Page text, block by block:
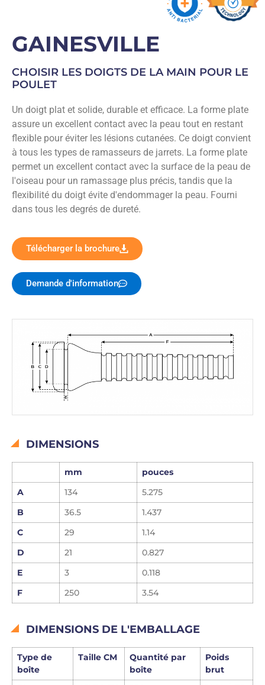
GAINESVILLE
CHOISIR LES DOIGTS DE LA MAIN POUR LE
POULET
Un doigt plat et solide, durable et efficace. La forme plate
assure un excellent contact avec la peau tout en restant
flexible pour éviter les lésions cutanées. Ce doigt convient
à tous les types de ramasseurs de jarrets. La forme plate
permet un excellent contact avec la surface de la peau de
l'oiseau pour un ramassage plus précis, tandis que la
flexibilité du doigt évite d'endommager la peau. Fourni
dans tous les degrés de dureté.
Télécharger la brochure
Demande d'information
DIMENSIONS
mm
pouces
A
134
5.275
B
36.5
1.437
C
29
1.14
D
21
0.827
E
3
0.118
F
250 3.54
DIMENSIONS DE L'EMBALLAGE
Type de
boîte
Taille CM
Quantité par
boîte
Poids
brut